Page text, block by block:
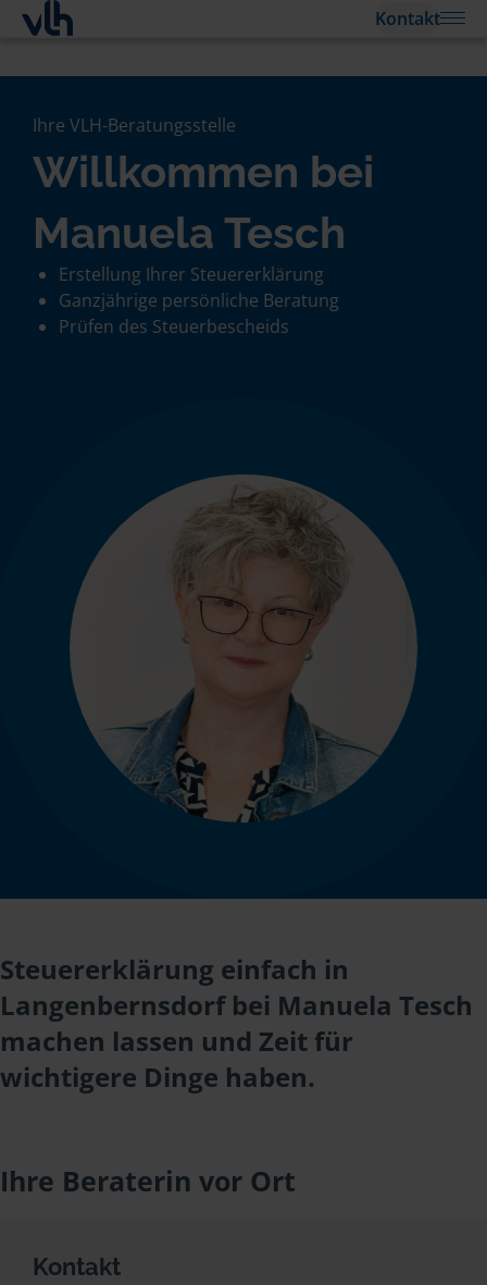
Kontakt
Ihre VLH-Beratungsstelle
Willkommen bei
Manuela Tesch
Erstellung Ihrer Steuererklärung
Ganzjährige persönliche Beratung
Prüfen des Steuerbescheids
Steuererklärung einfach in
Langenbernsdorf bei Manuela Tesch
machen lassen und Zeit für
wichtigere Dinge haben.
Ihre Beraterin vor Ort
Kontakt